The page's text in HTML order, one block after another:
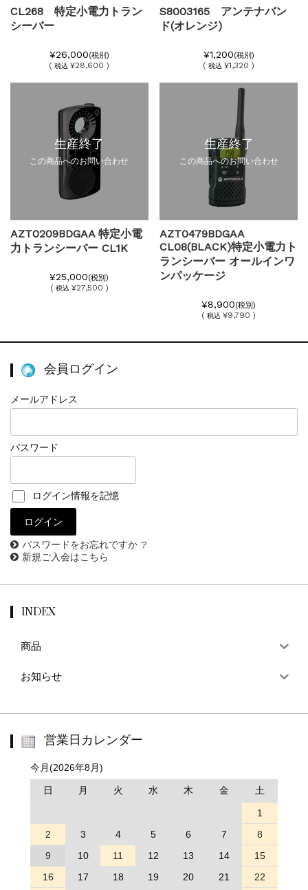
CL268 特定小電力トラン
シーバー
¥26,000(税別)
(税込 ¥28,600 )
S8003165 アンテナバン
ド(オレンジ)
¥1,200(税別)
(税込 ¥1,320 )
生産終了
この商品へのお問い合わせ
AZT0209BDGAA 特定小電
力トランシーバー CL1K
¥25,000(税別)
( 税込 ¥27,500 )
生産終了
この商品へのお問い合わせ
AZT0479BDGAA
CL08(BLACK)特定小電力ト
ランシーバー オールインワ
ンパッケージ
¥8,900(税別)
(税込 ¥9,790 )
会員ログイン
メールアドレス
パスワード
ログイン情報を記憶
パスワードをお忘れですか ?
新規ご入会はこちら
INDEX
商品
お知らせ
営業日カレンダー
今月(2026年8月)
日 月 火 水 木 金 土
1
2
3 4 5 6 7
8
9
10 11 12 13 14
15
16
17 18 19 20 21 22